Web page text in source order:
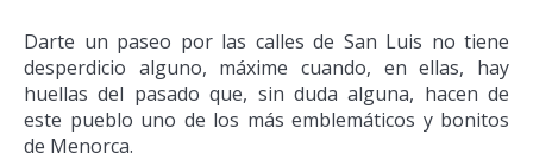
Darte un paseo por las calles de San Luis no tiene
desperdicio alguno, máxime cuando, en ellas, hay
huellas del pasado que, sin duda alguna, hacen de
este pueblo uno de los más emblemáticos y bonitos
de Menorca.